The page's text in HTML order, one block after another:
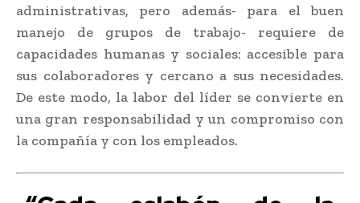
administrativas, pero además- para el buen
manejo de grupos de trabajo- requiere de
capacidades humanas y sociales: accesible para
sus colaboradores y cercano a sus necesidades.
De este modo, la labor del líder se convierte en
una gran responsabilidad y un compromiso con
la compañía y con los empleados.